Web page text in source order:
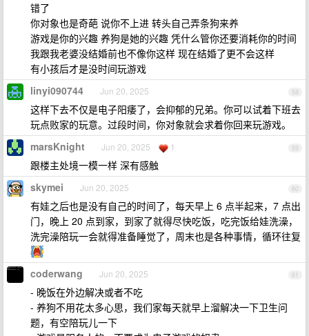
错了
你对象也是奇葩 说你不上进 转头自己弄条狗来养
游戏是你的兴趣 养狗是她的兴趣 凭什么管你还要消耗你的时间
我跟我老婆没结婚前也不像你这样 现在结婚了更不会这样
有小孩后才是没时间玩游戏
58
linyi090744 Jun 20, 2025
这样下去不仅是电子阳痿了，会抑郁的兄弟。你可以试着下班去
玩点败家的玩意。过段时间，你对象就会求着你回来玩游戏。
59
marsKnight Jun 20, 2025 1
跟楼主处境一模一样 深有感触
60
skymei Jun 20, 2025
有娃之后也是没有自己的时间了，每天早上 6 点半起来，7 点出
门，晚上 20 点到家，到家了就得尽快吃饭，吃完饭给娃洗澡，
洗完澡陪玩一会就得准备睡觉了，周末也是各种事情，循环往复
61
coderwang Jun 20, 2025
- 晚饭在外边解决或者不吃
- 养狗不用花太多心思，我们家每天就早上溜解决一下卫生问
题，有空陪玩儿一下